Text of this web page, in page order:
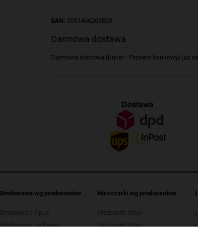
EAN: 5901466206829
Darmowa dostawa
Darmowa dostawa (Kurier - Przelew bankowy) już od
Bindownice wg producentów
Bindownice Opus
Bindownice Fellowes
Niszczarki wg producentów
Niszczarki Ideal
Niszczarki Opus